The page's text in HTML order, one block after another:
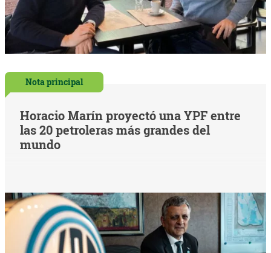
Nota principal
Horacio Marín proyectó una YPF entre
las 20 petroleras más grandes del
mundo